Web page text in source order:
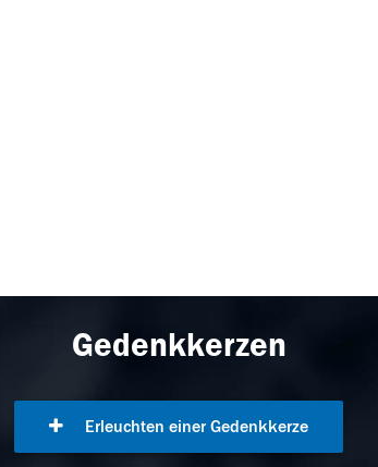
Gedenkkerzen
Erleuchten einer Gedenkkerze